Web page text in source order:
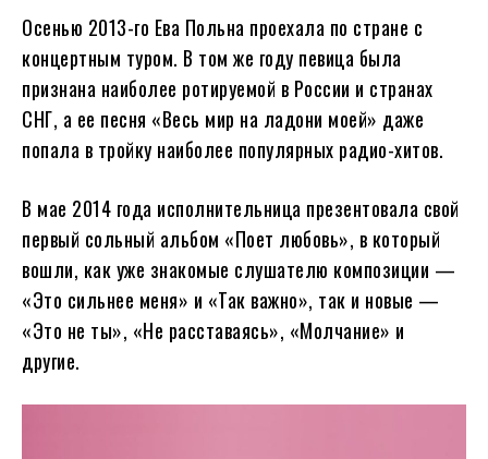
Осенью 2013-го Ева Польна проехала по стране с
концертным туром. В том же году певица была
признана наиболее ротируемой в России и странах
СНГ, а ее песня «Весь мир на ладони моей» даже
попала в тройку наиболее популярных радио-хитов.
В мае 2014 года исполнительница презентовала свой
первый сольный альбом «Поет любовь», в который
вошли, как уже знакомые слушателю композиции —
«Это сильнее меня» и «Так важно», так и новые —
«Это не ты», «Не расставаясь», «Молчание» и
другие.